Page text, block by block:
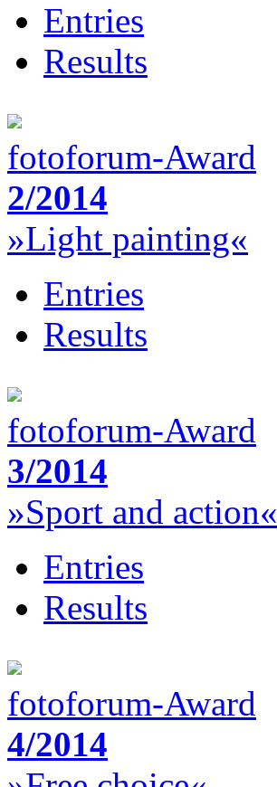
Entries
Results
fotoforum-Award
2/2014
»Light painting«
Entries
Results
fotoforum-Award
3/2014
»Sport and action«
Entries
Results
fotoforum-Award
4/2014